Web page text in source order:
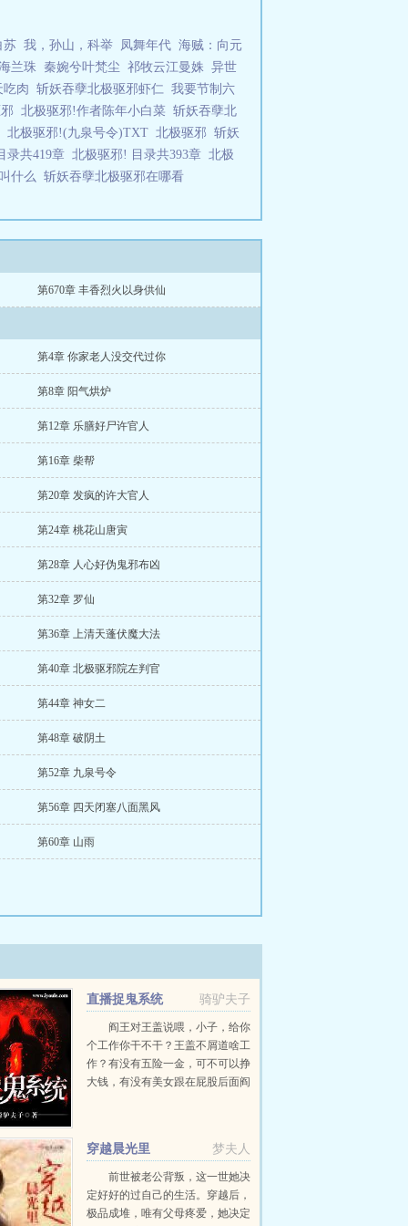
苏 我，孙山，科举 凤舞年代 海贼：向元
兰珠 秦婉兮叶梵尘 祁牧云江曼姝 异世
吃肉 斩妖吞孽北极驱邪虾仁 我要节制六
北极驱邪!作者陈年小白菜 斩妖吞孽北
北极驱邪!(九泉号令)TXT 北极驱邪 斩妖
录共419章 北极驱邪! 目录共393章 北极
什么 斩妖吞孽北极驱邪在哪看
第670章 丰香烈火以身供仙
第4章 你家老人没交代过你
第8章 阳气烘炉
第12章 乐膳好尸许官人
第16章 柴帮
第20章 发疯的许大官人
第24章 桃花山唐寅
第28章 人心好伪鬼邪布凶
第32章 罗仙
第36章 上清天蓬伏魔大法
第40章 北极驱邪院左判官
第44章 神女二
第48章 破阴土
第52章 九泉号令
第56章 四天闭塞八面黑风
第60章 山雨
骑驴夫子
直播捉鬼系统
阎王对王盖说喂，小子，给你
个工作你干不干？王盖不屑道啥工
作？有没有五险一金，可不可以挣
大钱，有没有美女跟在屁股后面阎
梦夫人
穿越晨光里
前世被老公背叛，这一世她决
定好好的过自己的生活。穿越后，
极品成堆，唯有父母疼爱，她决定